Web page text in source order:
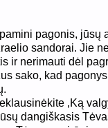
pagonis, jūsų
sandorai. Jie
ir nerimauti dėl
sako, kad
‚Ką
dangiškasis